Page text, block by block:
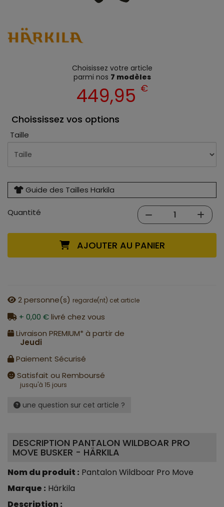
Choisissez votre article
parmi nos 7 modèles
449,95 €
Choississez vos options
Taille
Guide des Tailles Harkila
Quantité
AJOUTER AU PANIER
2personne(s) regarde(nt) cet article
+ 0,00 €livré chez vous
Livraison PREMIUM* à partir de
Jeudi
Paiement Sécurisé
Satisfait ou Remboursé
jusqu'à 15 jours
une question sur cet article ?
DESCRIPTION PANTALON WILDBOAR PRO
MOVE BUSKER - HÄRKILA
Nom du produit : Pantalon Wildboar Pro Move
Marque : Härkila
Description :